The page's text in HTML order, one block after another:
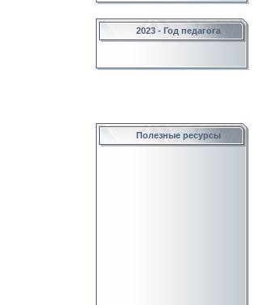
2023 - Год педагога
Полезные ресурсы